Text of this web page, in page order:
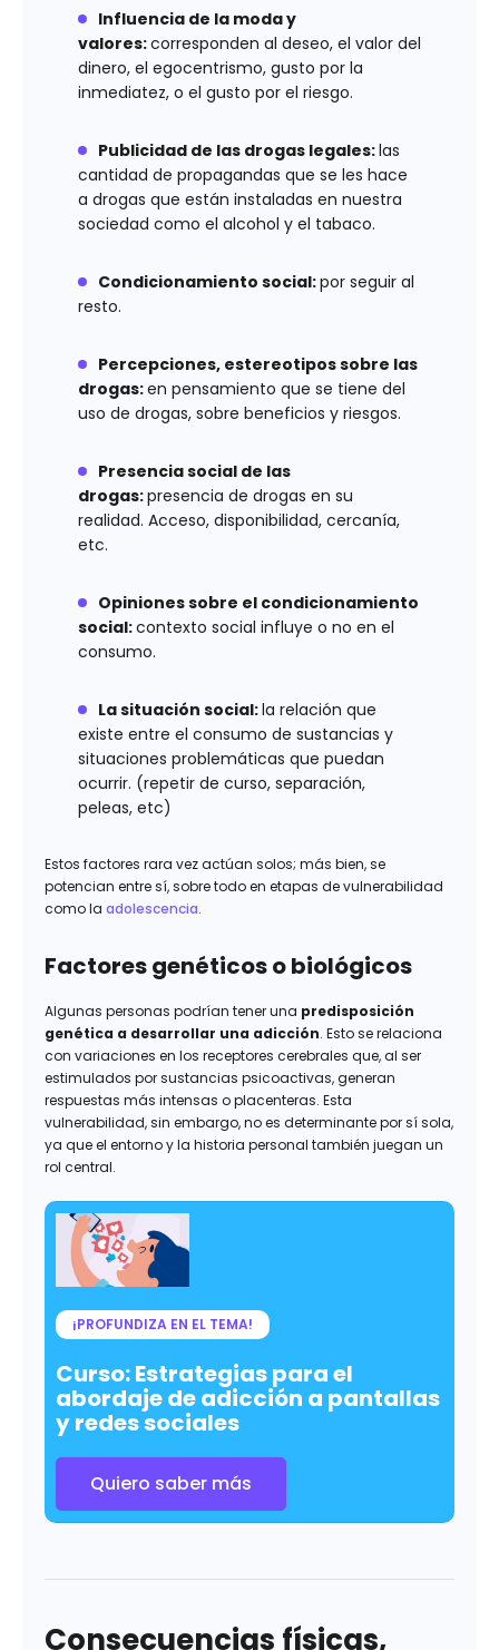
Influencia de la moda y
valores:corresponden al deseo, el valor del
dinero, el egocentrismo, gusto por la
inmediatez, o el gusto por el riesgo.
Publicidad de las drogas legales:las
cantidad de propagandas que se les hace
a drogas que están instaladas en nuestra
sociedad como el alcohol y el tabaco.
Condicionamiento social:por seguir al
resto.
Percepciones, estereotipos sobre las
drogas:en pensamiento que se tiene del
uso de drogas, sobre beneficios y riesgos.
Presencia social de las
drogas:presencia de drogas en su
realidad. Acceso, disponibilidad, cercanía,
etc.
Opiniones sobre el condicionamiento
social:contexto social influye o no en el
consumo.
La situación social:la relación que
existe entre el consumo de sustancias y
situaciones problemáticas que puedan
ocurrir. (repetir de curso, separación,
peleas, etc)
Estos factores rara vez actúan solos; más bien, se
potencian entre sí, sobre todo en etapas de vulnerabilidad
como la adolescencia.
Factores genéticos o biológicos
Algunas personas podrían tener una predisposición
genética a desarrollar una adicción. Esto se relaciona
con variaciones en los receptores cerebrales que, al ser
estimulados por sustancias psicoactivas, generan
respuestas más intensas o placenteras. Esta
vulnerabilidad, sin embargo, no es determinante por sí sola,
ya que el entorno y la historia personal también juegan un
rol central.
¡PROFUNDIZA EN EL TEMA!
Curso: Estrategias para el
abordaje de adicción a pantallas
y redes sociales
Quiero saber más
Consecuencias físicas,